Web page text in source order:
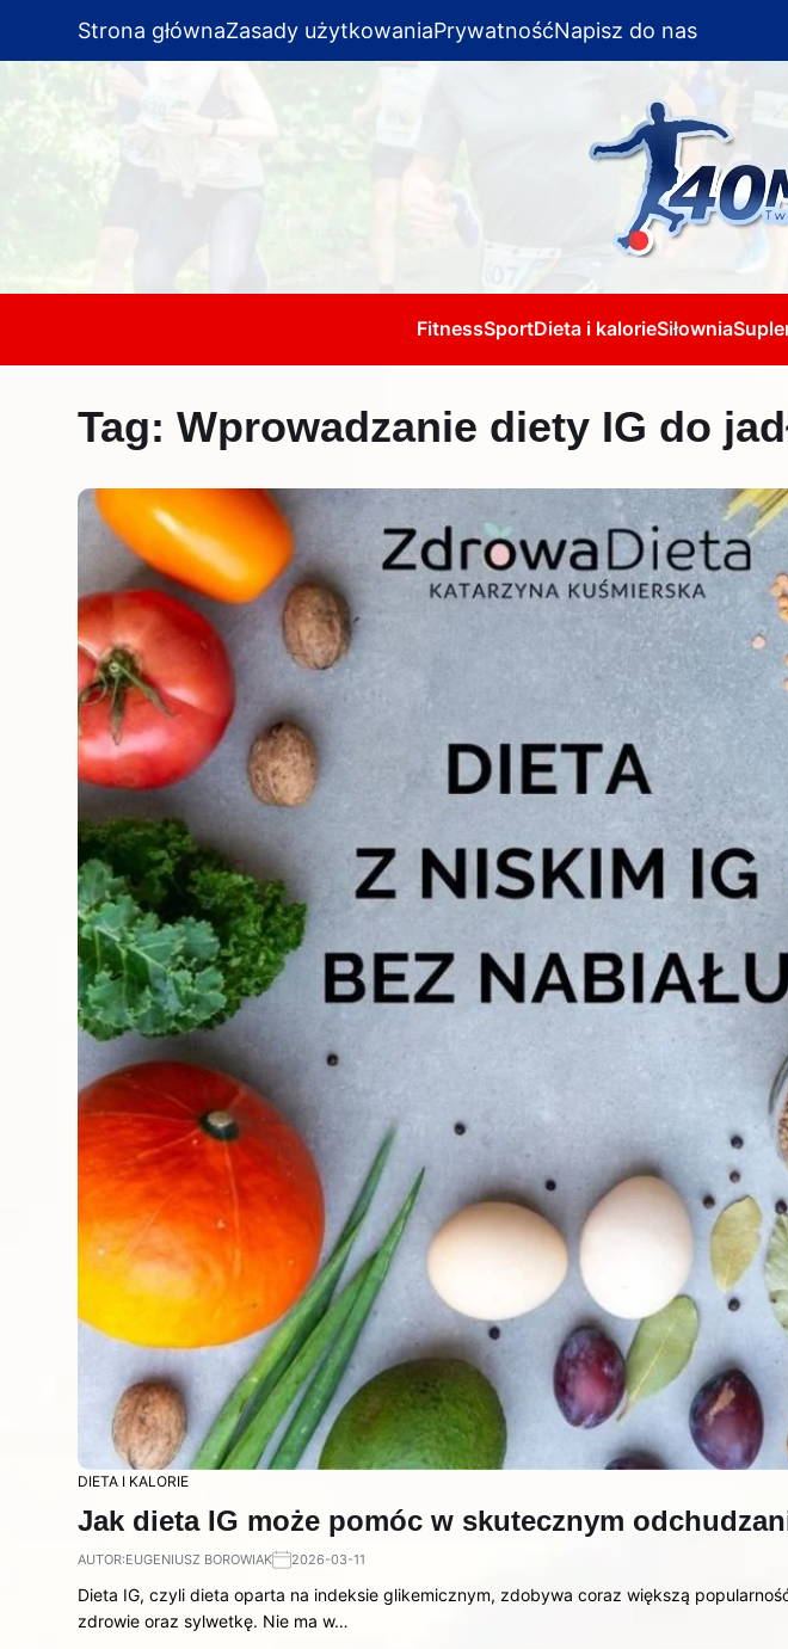
Strona głównaZasady użytkowaniaPrywatnośćNapisz do nas
FitnessSportDieta i kalorieSiłownia
Tag: Wprowadzanie diety IG do
DIETA I KALORIE
Jak dieta IG może pomóc w skutecznym
AUTOR:EUGENIUSZ BOROWIAK 2026-03-11
Dieta IG, czyli dieta oparta na indeksie glikemicznym, zdobywa coraz większą
zdrowie oraz sylwetkę. Nie ma w…